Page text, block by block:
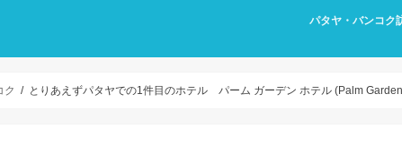
パタヤ・バンコク
2024年4月 パタヤ
2019年12月 年越
2019年6月 パタヤ
2018年9月 パタヤ
ク とりあえずパタヤでの1件目のホテル パーム ガーデン ホテル (Palm